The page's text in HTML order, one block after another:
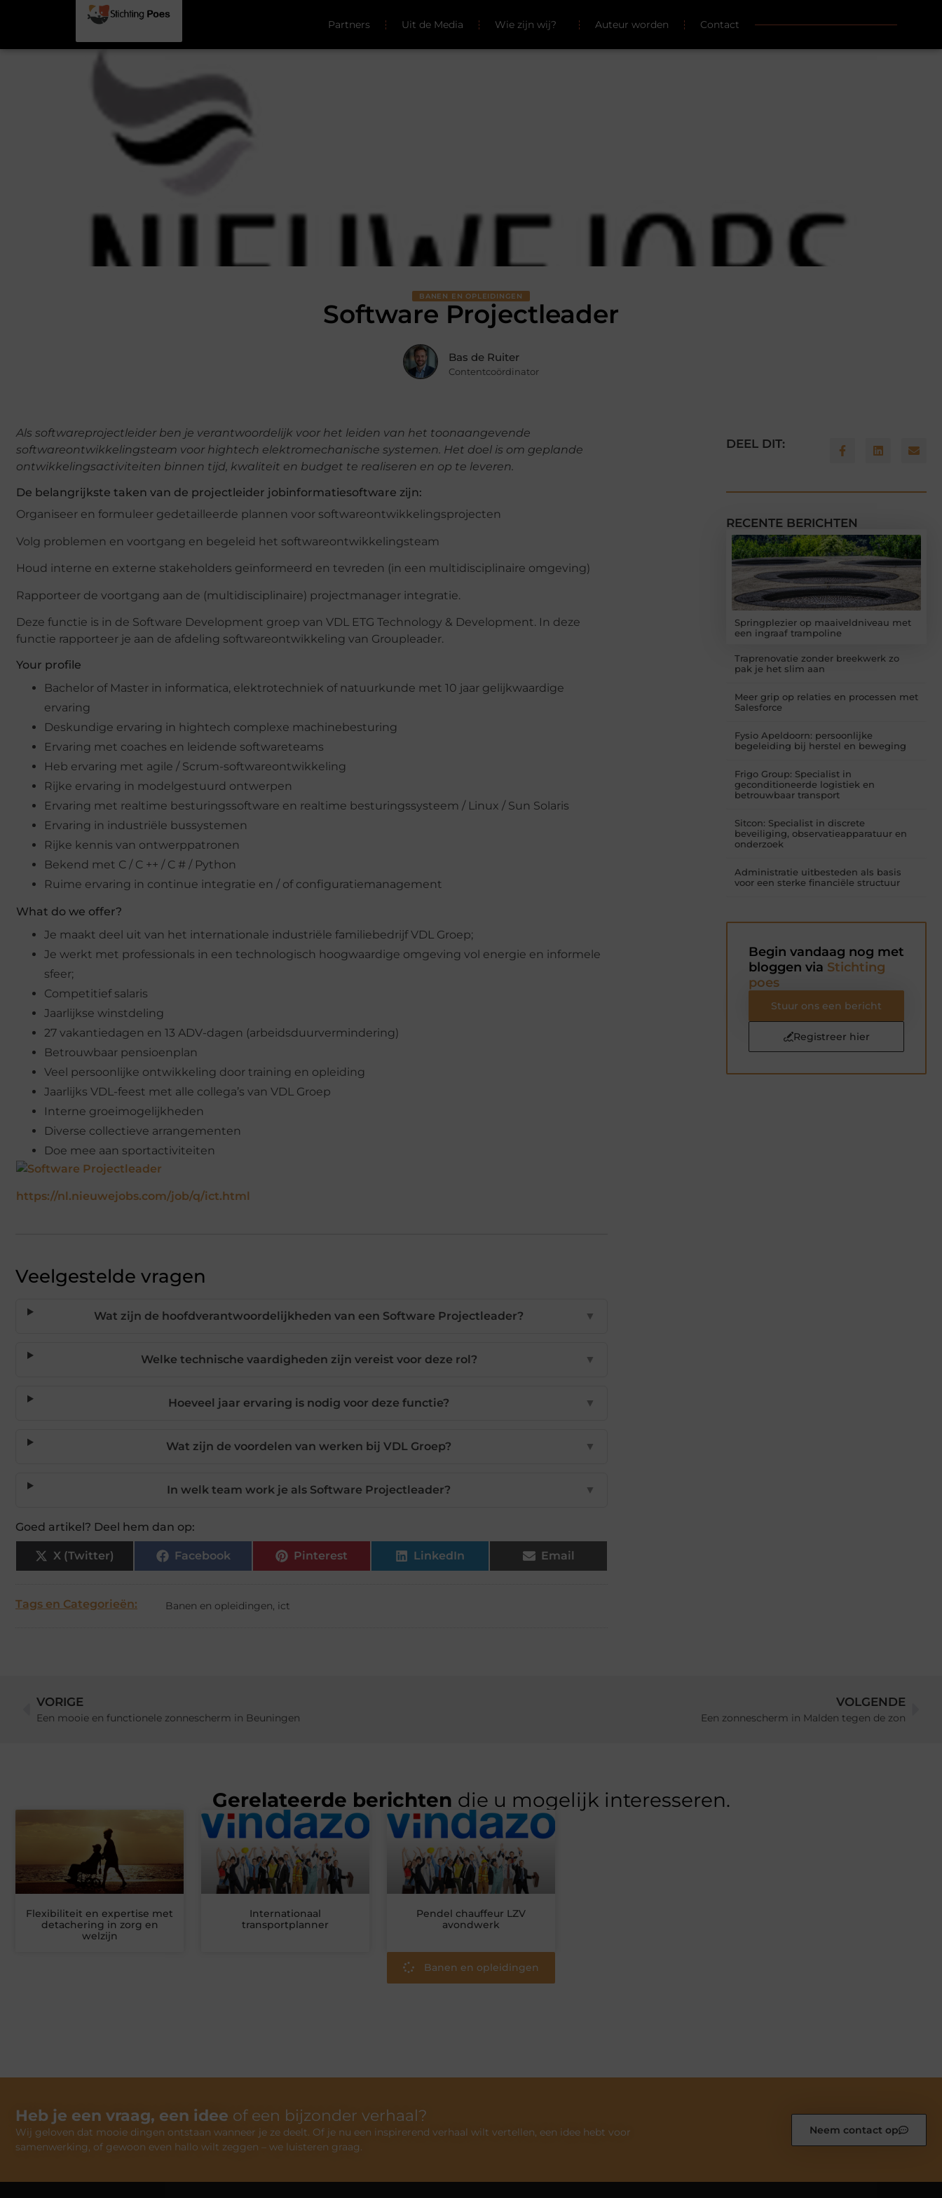
Partners Uit de Media Wie zijn wij? Auteur worden Contact
BANEN EN OPLEIDINGEN
Software Projectleader
Bas de Ruiter
Contentcoördinator
Als softwareprojectleider ben je verantwoordelijk voor het leiden van het toonaangevende
softwareontwikkelingsteam voor hightech elektromechanische systemen. Het doel is om geplande
ontwikkelingsactiviteiten binnen tijd, kwaliteit en budget te realiseren en op te leveren.
De belangrijkste taken van de projectleider jobinformatiesoftware zijn:
Organiseer en formuleer gedetailleerde plannen voor softwareontwikkelingsprojecten
Volg problemen en voortgang en begeleid het softwareontwikkelingsteam
Houd interne en externe stakeholders geïnformeerd en tevreden (in een multidisciplinaire omgeving)
Rapporteer de voortgang aan de (multidisciplinaire) projectmanager integratie.
Deze functie is in de Software Development groep van VDL ETG Technology & Development. In deze
functie rapporteer je aan de afdeling softwareontwikkeling van Groupleader.
Your profile
Bachelor of Master in informatica, elektrotechniek of natuurkunde met 10 jaar gelijkwaardige
ervaring
Deskundige ervaring in hightech complexe machinebesturing
Ervaring met coaches en leidende softwareteams
Heb ervaring met agile / Scrum-softwareontwikkeling
Rijke ervaring in modelgestuurd ontwerpen
Ervaring met realtime besturingssoftware en realtime besturingssysteem / Linux / Sun Solaris
Ervaring in industriële bussystemen
Rijke kennis van ontwerppatronen
Bekend met C / C ++ / C # / Python
Ruime ervaring in continue integratie en / of configuratiemanagement
What do we offer?
Je maakt deel uit van het internationale industriële familiebedrijf VDL Groep;
Je werkt met professionals in een technologisch hoogwaardige omgeving vol energie en informele
sfeer;
Competitief salaris
Jaarlijkse winstdeling
27 vakantiedagen en 13 ADV-dagen (arbeidsduurvermindering)
Betrouwbaar pensioenplan
Veel persoonlijke ontwikkeling door training en opleiding
Jaarlijks VDL-feest met alle collega’s van VDL Groep
Interne groeimogelijkheden
Diverse collectieve arrangementen
Doe mee aan sportactiviteiten
https://nl.nieuwejobs.com/job/q/ict.html
Veelgestelde vragen
Wat zijn de hoofdverantwoordelijkheden van een Software Projectleader? ▼
Welke technische vaardigheden zijn vereist voor deze rol? ▼
Hoeveel jaar ervaring is nodig voor deze functie? ▼
Wat zijn de voordelen van werken bij VDL Groep? ▼
In welk team work je als Software Projectleader? ▼
Goed artikel? Deel hem dan op:
X (Twitter) Facebook Pinterest LinkedIn Email
Tags en Categorieën: Banen en opleidingen, ict
DEEL DIT:
RECENTE BERICHTEN
Springplezier op maaiveldniveau met
een ingraaf trampoline
Traprenovatie zonder breekwerk zo
pak je het slim aan
Meer grip op relaties en processen met
Salesforce
Fysio Apeldoorn: persoonlijke
begeleiding bij herstel en beweging
Frigo Group: Specialist in
geconditioneerde logistiek en
betrouwbaar transport
Sitcon: Specialist in discrete
beveiliging, observatieapparatuur en
onderzoek
Administratie uitbesteden als basis
voor een sterke financiële structuur
Begin vandaag nog met
bloggen via Stichting
poes
Stuur ons een bericht
Registreer hier
VORIGE
Een mooie en functionele zonnescherm in Beuningen
VOLGENDE
Een zonnescherm in Malden tegen de zon
Gerelateerde berichten die u mogelijk interesseren.
Flexibiliteit en expertise met
detachering in zorg en
welzijn
Internationaal
transportplanner
Pendel chauffeur LZV
avondwerk
Banen en opleidingen
Heb je een vraag, een idee of een bijzonder verhaal?
Wij geloven dat mooie dingen ontstaan wanneer je ze deelt. Of je nu een inspirerend verhaal wilt vertellen, een idee hebt voor
samenwerking, of gewoon even hallo wilt zeggen – we luisteren graag.
Neem contact op